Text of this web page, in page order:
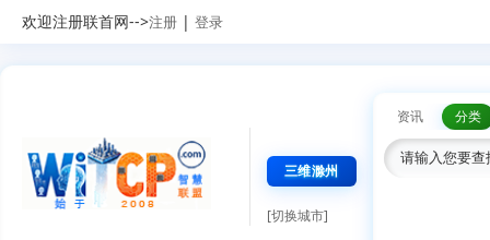
欢迎注册联首网-->注册 | 登录
三维滁州
[切换城市]
资讯 分类